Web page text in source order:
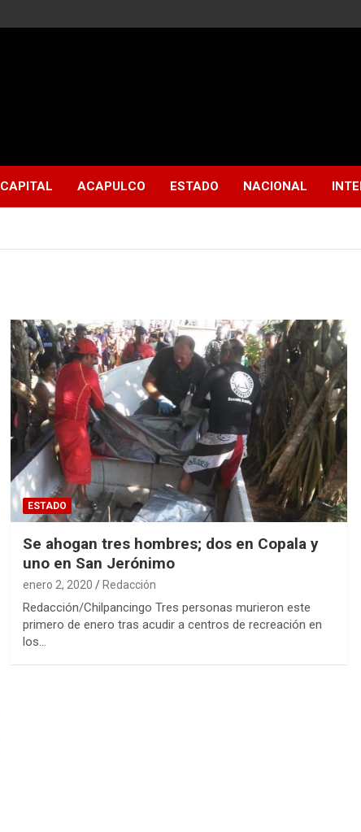
CAPITAL ACAPULCO ESTADO NACIONAL
ESTADO
Se ahogan tres hombres; dos en Copala y
uno en San Jerónimo
enero 2, 2020 Redacción
Redacción/Chilpancingo Tres personas murieron este
primero de enero tras acudir a centros de recreación en
los…